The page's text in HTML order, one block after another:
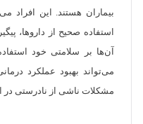
بیماران هستند. این افراد
استفاده صحیح از داروها،
آن‌ها بر سلامتی خود
می‌تواند بهبود عملکرد
مشکلات ناشی از نادرستی در